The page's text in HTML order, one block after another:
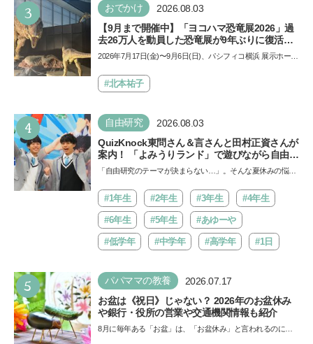
3 おでかけ 2026.08.03
【9月まで開催中】「ヨコハマ恐竜展2026」過
去26万人を動員した恐竜展が9年ぶりに復活！
夏休みのおでかけで楽しむポイントを完全ガイ
2026年7月17日(金)〜9月6日(日)、パシフィコ横浜 展示ホール
催…
#北本祐子
4 自由研究 2026.08.03
QuizKnock東問さん＆言さんと田村正資さんが
案内！ 「よみうりランド」で遊びながら自由研
究が進む期間限定イベントが開催
「自由研究のテーマが決まらない…」。そんな夏休みの悩み
バ!!…
#1年生 #2年生 #3年生 #4年生
#6年生 #5年生 #あゆーや
#低学年 #中学年 #高学年 #1日
5 パパママの教養 2026.07.17
お盆は《祝日》じゃない？ 2026年のお盆休み
や銀行・役所の営業や交通機関情報も紹介
8月に毎年ある「お盆」は、「お盆休み」と言われるのに祝